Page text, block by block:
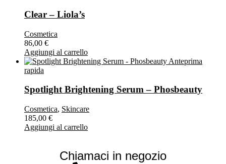
Clear – Liola’s
Cosmetica
86,00 €
Aggiungi al carrello
Anteprima
rapida
Spotlight Brightening Serum – Phosbeauty
Cosmetica, Skincare
185,00 €
Aggiungi al carrello
Chiamaci in negozio